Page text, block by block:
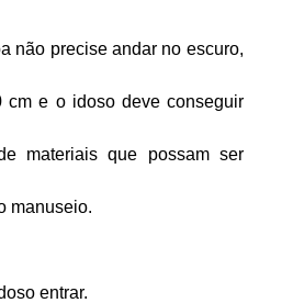
não precise andar no escuro,
cm e o idoso deve conseguir
materiais que possam ser
manuseio.
entrar.